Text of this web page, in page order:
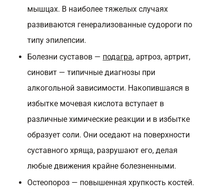
мышцах. В наиболее тяжелых случаях
развиваются генерализованные судороги по
типу эпилепсии.
Болезни суставов — подагра, артроз, артрит,
синовит — типичные диагнозы при
алкогольной зависимости. Накопившаяся в
избытке мочевая кислота вступает в
различные химические реакции и в избытке
образует соли. Они оседают на поверхности
суставного хряща, разрушают его, делая
любые движения крайне болезненными.
Остеопороз — повышенная хрупкость костей.